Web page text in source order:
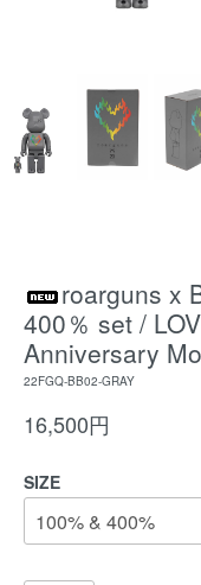
roarguns x
400％ set /
Anniversary
22FGQ-BB02-GRAY
16,500円
SIZE